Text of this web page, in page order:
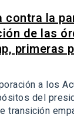
contra la
de las
primeras
a los
del
transición